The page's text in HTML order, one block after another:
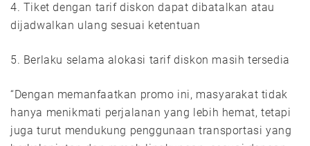
4. Tiket dengan tarif diskon dapat dibatalkan atau
dijadwalkan ulang sesuai ketentuan
5. Berlaku selama alokasi tarif diskon masih tersedia
“Dengan memanfaatkan promo ini, masyarakat tidak
hanya menikmati perjalanan yang lebih hemat, tetapi
juga turut mendukung penggunaan transportasi yang